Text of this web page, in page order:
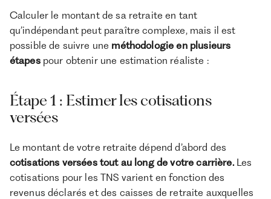
Calculer le montant de sa retraite en tant
qu’indépendant peut paraître complexe, mais il est
possible de suivre une méthodologie en plusieurs
étapespour obtenir une estimation réaliste :
Étape 1 : Estimer les cotisations
versées
Le montant de votre retraite dépend d’abord des
cotisations versées tout au long de votre carrière.Les
cotisations pour les TNS varient en fonction des
revenus déclarés et des caisses de retraite auxquelles